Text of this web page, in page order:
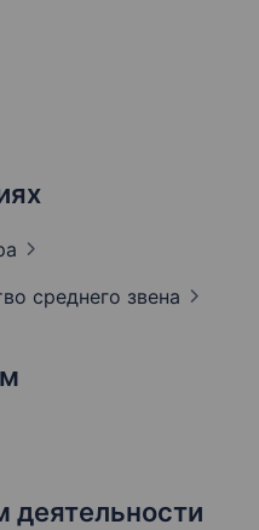
среднего звена
деятельности